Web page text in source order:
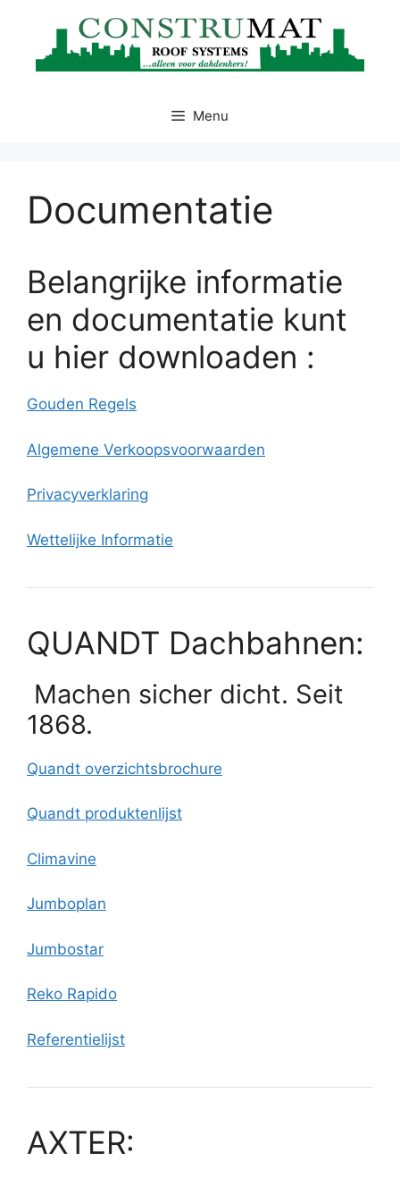
inhoud
Menu
Documentatie
Belangrijke informatie
en documentatie kunt
u hier downloaden :
Gouden Regels
Algemene Verkoopsvoorwaarden
Privacyverklaring
Wettelijke Informatie
QUANDT Dachbahnen:
Machen sicher dicht. Seit
1868.
Quandt overzichtsbrochure
Quandt produktenlijst
Climavine
Jumboplan
Jumbostar
Reko Rapido
Referentielijst
AXTER: